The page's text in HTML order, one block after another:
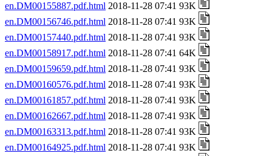
en.DM00155887.pdf.html 2018-11-28 07:41 93K
en.DM00156746.pdf.html 2018-11-28 07:41 93K
en.DM00157440.pdf.html 2018-11-28 07:41 93K
en.DM00158917.pdf.html 2018-11-28 07:41 64K
en.DM00159659.pdf.html 2018-11-28 07:41 93K
en.DM00160576.pdf.html 2018-11-28 07:41 93K
en.DM00161857.pdf.html 2018-11-28 07:41 93K
en.DM00162667.pdf.html 2018-11-28 07:41 93K
en.DM00163313.pdf.html 2018-11-28 07:41 93K
en.DM00164925.pdf.html 2018-11-28 07:41 93K